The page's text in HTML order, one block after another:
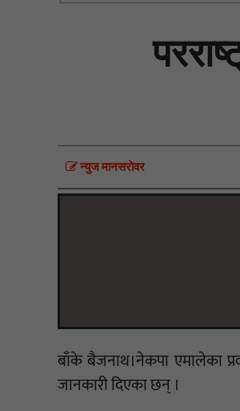
न्युज मानसराेवर
बाँके बैजनाथ।नेकपा एमालेका
जानकारी दिएका छन् ।